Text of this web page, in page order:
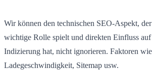
Wir können den technischen SEO-Aspekt, der
wichtige Rolle spielt und direkten Einfluss
Indizierung hat, nicht ignorieren. Faktoren
Ladegeschwindigkeit, Sitemap usw.